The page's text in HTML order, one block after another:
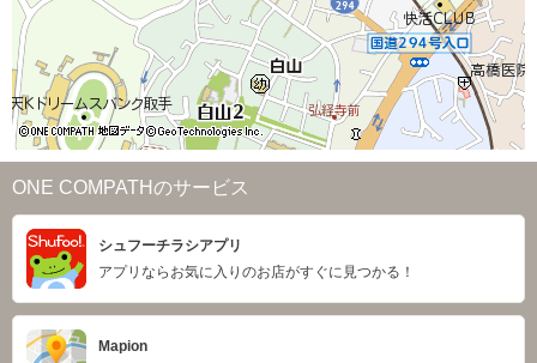
ONE COMPATHのサービス
シュフーチラシアプリ
アプリならお気に入りのお店がすぐに見つかる！
Mapion